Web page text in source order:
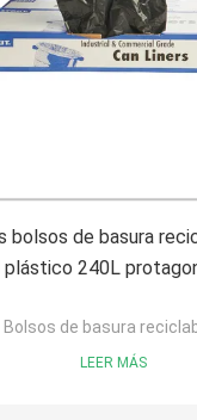
bolsos de basura
plástico 240L
color
Bolsos de basura
LEER MÁS